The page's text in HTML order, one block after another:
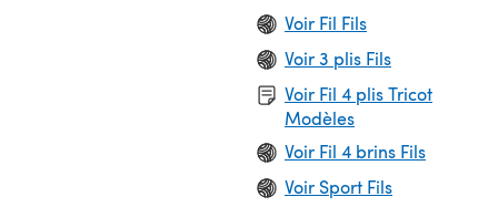
Voir Fil Fils
Voir 3 plis Fils
Voir Fil 4 plis Tricot
Modèles
Voir Fil 4 brins Fils
Voir Sport Fils